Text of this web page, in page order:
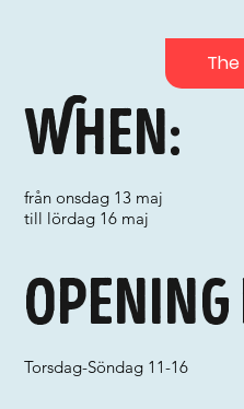
When:
från onsdag 13 maj
till lördag 16 maj
Torsdag-Söndag 11-16